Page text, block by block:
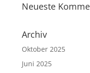
Neueste
Archiv
Oktober 2025
Juni 2025